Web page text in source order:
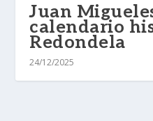
Juan
calendario
Redondela
24/12/2025